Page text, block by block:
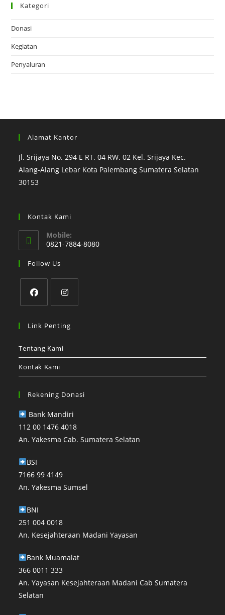
Kategori
Donasi
Kegiatan
Penyaluran
Alamat Kantor
Jl. Srijaya No. 294 E RT. 04 RW. 02 Kel. Srijaya Kec.
Alang-Alang Lebar Kota Palembang Sumatera Selatan
30153
Kontak Kami
Mobile:
0821-7884-8080
Follow Us
Link Penting
Tentang Kami
Kontak Kami
Rekening Donasi
Bank Mandiri⁣
112 00 1476 4018⁣
An. Yakesma Cab. Sumatera Selatan⁣
BSI
7166 99 4149
An. Yakesma Sumsel
BNI
251 004 0018
An. Kesejahteraan Madani Yayasan⁣
Bank Muamalat
366 0011 333
An. Yayasan Kesejahteraan Madani Cab Sumatera
Selatan